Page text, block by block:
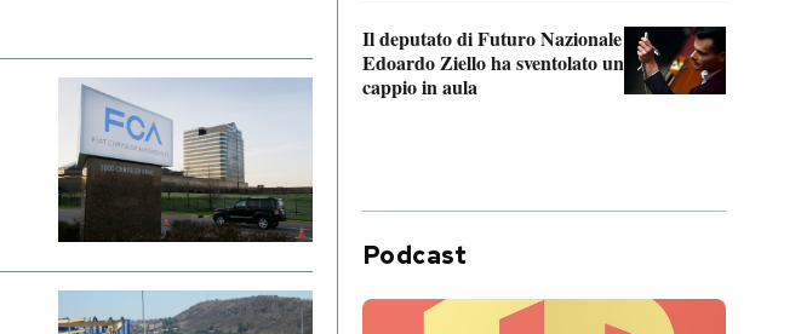
Il deputato di Futuro Nazionale
Edoardo Ziello ha sventolato un
cappio in aula
Podcast